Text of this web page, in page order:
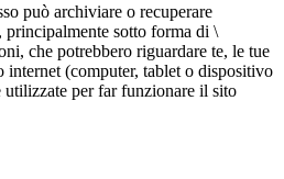
può archiviare o recuperare
sotto forma di \
che potrebbero riguardare te, le tue
(computer, tablet o dispositivo
per far funzionare il sito